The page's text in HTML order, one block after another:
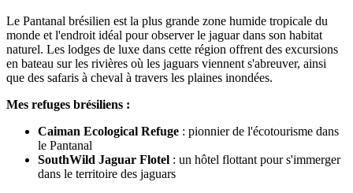
Le Pantanal brésilien est la plus grande zone humide tropicale du
monde et l'endroit idéal pour observer le jaguar dans son habitat
naturel. Les lodges de luxe dans cette région offrent des excursions
en bateau sur les rivières où les jaguars viennent s'abreuver, ainsi
que des safaris à cheval à travers les plaines inondées.
Mes refuges brésiliens :
Caiman Ecological Refuge : pionnier de l'écotourisme dans
le Pantanal
SouthWild Jaguar Flotel : un hôtel flottant pour s'immerger
dans le territoire des jaguars